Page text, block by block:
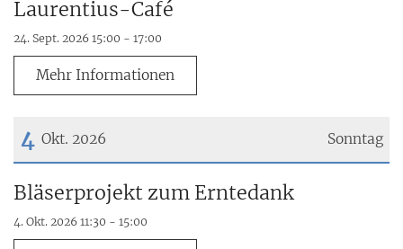
Laurentius-Café
24. Sept. 2026 15:00 - 17:00
Mehr Informationen
Sonntag
4 Okt. 2026
Datum: 4. Oktober 2026
Bläserprojekt zum Erntedank
4. Okt. 2026 11:30 - 15:00